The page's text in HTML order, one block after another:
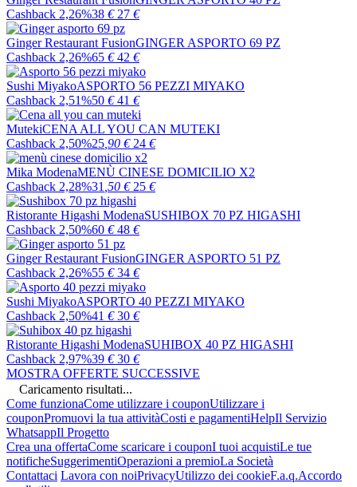
Cashback 2,26%38 € 27 €
Ginger Restaurant FusionGINGER ASPORTO 69 PZ
Cashback 2,26%65 € 42 €
Sushi MiyakoASPORTO 56 PEZZI MIYAKO
Cashback 2,51%50 € 41 €
MutekiCENA ALL YOU CAN MUTEKI
Cashback 2,50%25 ,90 € 24 €
Mika ModenaMENÙ CINESE DOMICILIO X2
Cashback 2,28%31 ,50 € 25 €
Ristorante Higashi ModenaSUSHIBOX 70 PZ HIGASHI
Cashback 2,50%60 € 48 €
Ginger Restaurant FusionGINGER ASPORTO 51 PZ
Cashback 2,26%55 € 34 €
Sushi MiyakoASPORTO 40 PEZZI MIYAKO
Cashback 2,50%41 € 30 €
Ristorante Higashi ModenaSUHIBOX 40 PZ HIGASHI
Cashback 2,97%39 € 30 €
MOSTRA OFFERTE SUCCESSIVE
Caricamento risultati...
Come funzionaCome utilizzare i couponUtilizzare i
couponPromuovi la tua attivitàCosti e pagamentiHelpIl Servizio
WhatsappIl Progetto
Crea una offertaCome scaricare i couponI tuoi acquistiLe tue
notificheSuggerimentiOperazioni a premioLa Società
Contattaci Lavora con noiPrivacyUtilizzo dei cookieF.a.q.Accordo